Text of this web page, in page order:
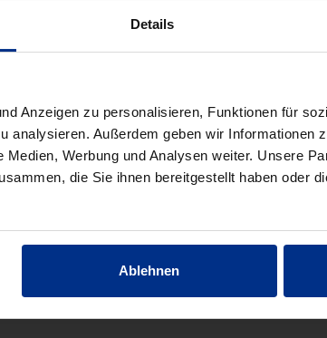
Details
Anzeigen zu personalisieren, Funktionen für
analysieren. Außerdem geben wir Informationen
Werbung und Analysen weiter. Unsere
die Sie ihnen bereitgestellt haben oder
Ablehnen